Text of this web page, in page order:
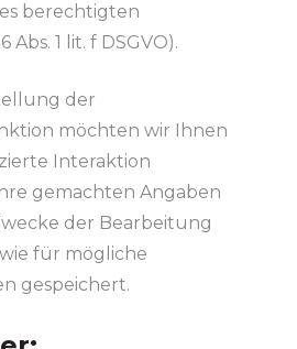
berechtigten
Abs. 1 lit. f DSGVO).
der
möchten wir Ihnen
Interaktion
gemachten Angaben
der Bearbeitung
für mögliche
gespeichert.